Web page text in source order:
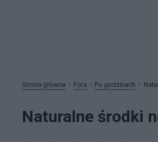
Strona główna Fora Po godzinach
Naturalne środki